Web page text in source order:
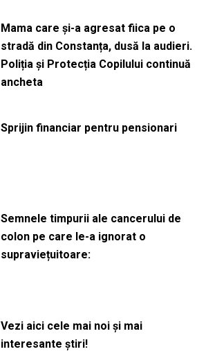
Mama care și-a agresat fiica pe o
stradă din Constanța, dusă la audieri.
Poliția și Protecția Copilului continuă
ancheta
Sprijin financiar pentru pensionari
Semnele timpurii ale cancerului de
colon pe care le-a ignorat o
supraviețuitoare:
Vezi aici cele mai noi și mai
interesante știri!